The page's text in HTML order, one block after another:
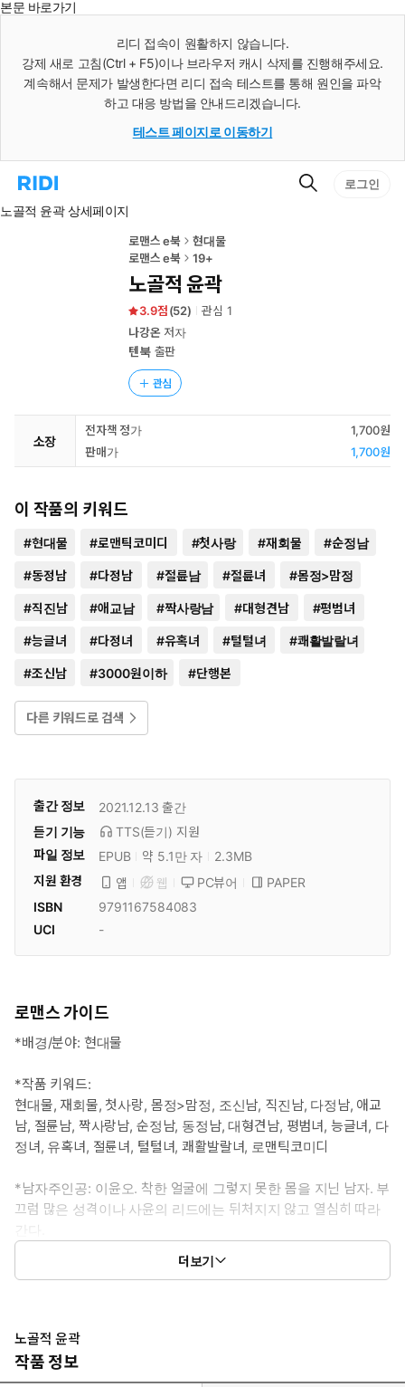
본문 바로가기
리디 접속이 원활하지 않습니다.
강제 새로 고침(Ctrl + F5)이나 브라우저 캐시 삭제를 진행해주세요.
계속해서 문제가 발생한다면 리디 접속 테스트를 통해 원인을 파악
하고 대응 방법을 안내드리겠습니다.
테스트 페이지로 이동하기
리
홈
검
로그인
노골적 윤곽 상세페이지
로맨스 e북
현대물
로맨스 e북
19+
노골적 윤곽
3.9 (52) 관심 1
나강온 저자
텐북출판
관심
소장
전자책 정가
1,700원
판매가
1,700원
이 작품의 키워드
#현대물 #로맨틱코미디 #첫사랑 #재회물 #순정남
#동정남 #다정남 #절륜남 #절륜녀 #몸정>맘정
#직진남 #애교남 #짝사랑남 #대형견남 #평범녀
#능글녀 #다정녀 #유혹녀 #털털녀 #쾌활발랄녀
#조신남 #3000원이하 #단행본
다른 키워드로 검색
출간 정보 2021.12.13 출간
듣기 기능
TTS(듣기) 지원
파일 정보
EPUB 약 5.1만 자
2.3MB
지원 환경
앱 웹 PC뷰어
PAPER
ISBN
9791167584083
UCI
-
로맨스 가이드
*배경/분야: 현대물
*작품 키워드:
현대물, 재회물, 첫사랑, 몸정>맘정, 조신남, 직진남, 다정남, 애교
남, 절륜남, 짝사랑남, 순정남, 동정남, 대형견남, 평범녀, 능글녀, 다
정녀, 유혹녀, 절륜녀, 털털녀, 쾌활발랄녀, 로맨틱코미디
*남자주인공: 이윤오. 착한 얼굴에 그렇지 못한 몸을 지닌 남자. 부
끄럼 많은 성격이나 사윤의 리드에는 뒤처지지 않고 열심히 따라
간다.
*여자주인공: 도사윤. 즐겁고 안전한 섹스 라이프에 몹시 진심인 여
*이럴 때 보세요: 노골적인 윤곽이 궁금할 때.
*공감 글귀:
더보기
노골적 윤곽
작품 정보